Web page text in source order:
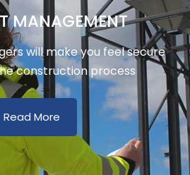
MANAGEMENT
will make you feel secure
construction process
Read More